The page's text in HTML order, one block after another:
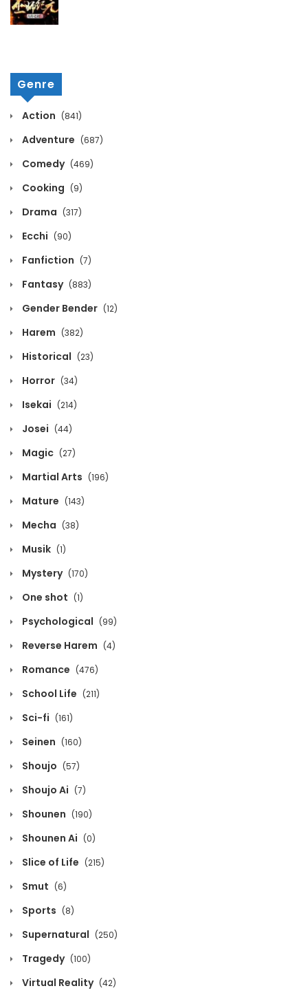
May 16, 2024
May 16, 2024
Volume 5 Chapter 7
May 16, 2024
Volume 5 Chapter 6
May 16, 2024
Volume 5 Chapter 4
May 16, 2024
Volume 5 Chapter 3
May 16, 2024
Volume 5 Chapter 1
May 16, 2024
Volume 4 Chapter 9
January 27, 2024
Volume 4 Chapter 7
January 27, 2024
Volume 4 Chapter 6
January 27, 2024
Volume 4 Chapter 4
January 27, 2024
Volume 4 Chapter 3
January 27, 2024
Volume 4 Chapter 1
January 27, 2024
Genre
Action (841)
Adventure (687)
Comedy (469)
Cooking (9)
Drama (317)
Ecchi (90)
Fanfiction (7)
Fantasy (883)
Gender Bender (12)
Harem (382)
Historical (23)
Horror (34)
Isekai (214)
Josei (44)
Magic (27)
Martial Arts (196)
Mature (143)
Mecha (38)
Musik (1)
Mystery (170)
One shot (1)
Psychological (99)
Reverse Harem (4)
Romance (476)
School Life (211)
Sci-fi (161)
Seinen (160)
Shoujo (57)
Shoujo Ai (7)
Shounen (190)
Shounen Ai (0)
Slice of Life (215)
Smut (6)
Sports (8)
Supernatural (250)
Tragedy (100)
Virtual Reality (42)